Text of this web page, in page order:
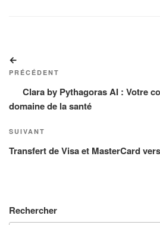
de
l’article
précédent
PRÉCÉDENT
Clara by Pythagoras AI : Votre
domaine de la santé
Article
suivant
SUIVANT
Transfert de Visa et MasterCard
Rechercher